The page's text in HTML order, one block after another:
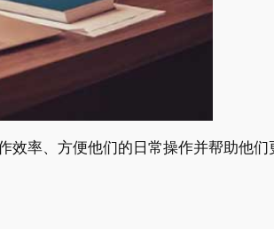
率、方便他们的日常操作并帮助他们